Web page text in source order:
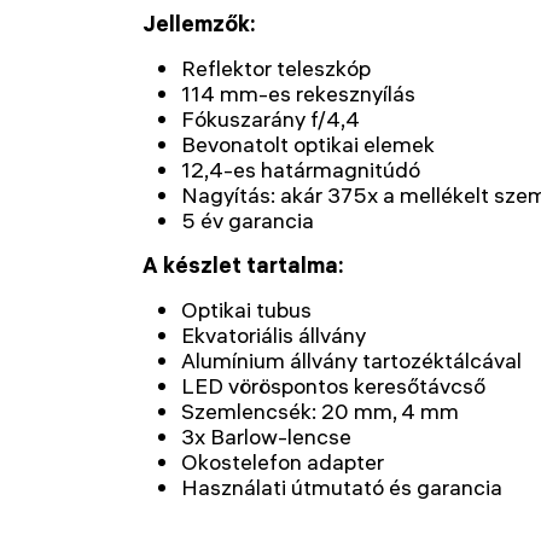
Jellemzők:
Reflektor teleszkóp
114 mm-es rekesznyílás
Fókuszarány f/4,4
Bevonatolt optikai elemek
12,4-es határmagnitúdó
Nagyítás: akár 375x a mellékelt
5 év garancia
A készlet tartalma:
Optikai tubus
Ekvatoriális állvány
Alumínium állvány tartozéktálcával
LED vöröspontos keresőtávcső
Szemlencsék: 20 mm, 4 mm
3x Barlow-lencse
Okostelefon adapter
Használati útmutató és garancia